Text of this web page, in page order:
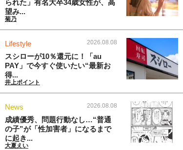
られた」有名大卒34歳女性が、高
望み...
菊乃
Lifestyle 2026.08.08
スシローが10％還元に！「au
PAY」で今すぐ使いたい“最新お
得...
井上ポイント
News 2026.08.08
成績優秀、問題行動なし…“普通
の子”が「性加害者」になるまで
に起き...
大夏えい